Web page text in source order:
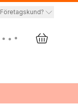
Företagskund?